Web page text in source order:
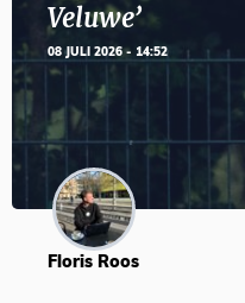
Veluwe’
08 JULI 2026 - 14:52
Floris Roos